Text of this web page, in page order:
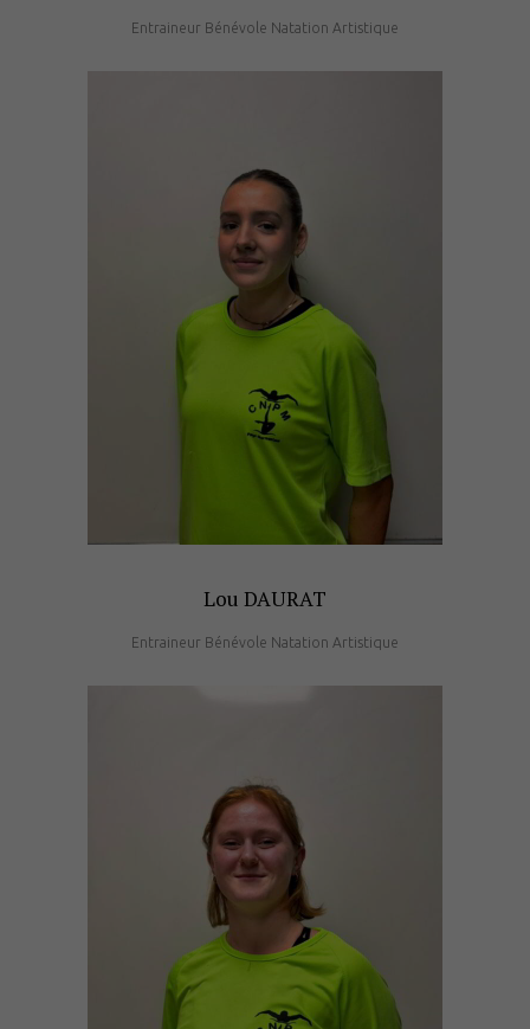
Entraineur Bénévole Natation Artistique
Lou DAURAT
Entraineur Bénévole Natation Artistique